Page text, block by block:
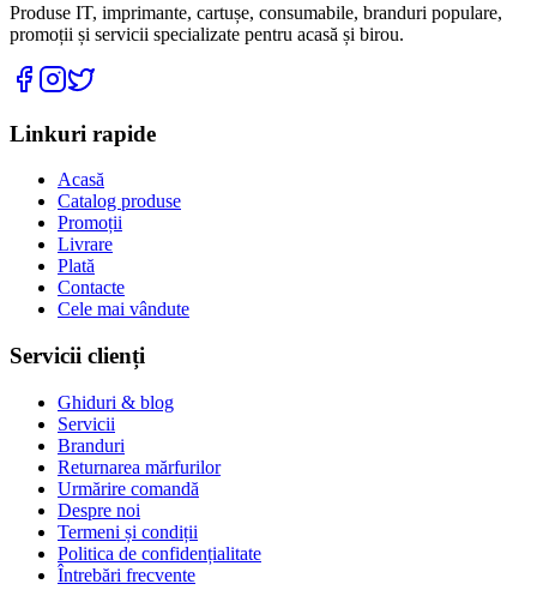
Produse IT, imprimante, cartușe, consumabile, branduri populare,
promoții și servicii specializate pentru acasă și birou.
Linkuri rapide
Acasă
Catalog produse
Promoții
Livrare
Plată
Contacte
Cele mai vândute
Servicii clienți
Ghiduri & blog
Servicii
Branduri
Returnarea mărfurilor
Urmărire comandă
Despre noi
Termeni și condiții
Politica de confidențialitate
Întrebări frecvente